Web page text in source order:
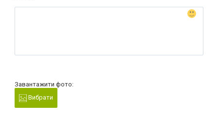
Завантажити фото:
Вибрати